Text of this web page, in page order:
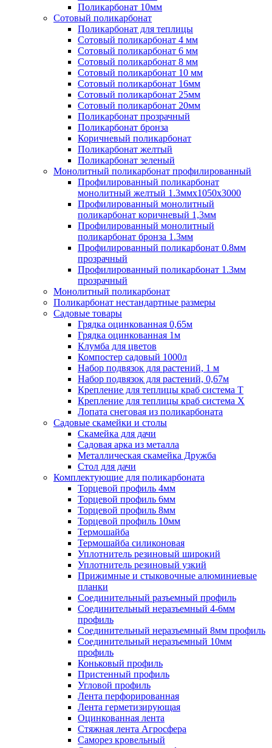
Поликарбонат 10мм
Сотовый поликарбонат
Поликарбонат для теплицы
Сотовый поликарбонат 4 мм
Сотовый поликарбонат 6 мм
Сотовый поликарбонат 8 мм
Сотовый поликарбонат 10 мм
Сотовый поликарбонат 16мм
Сотовый поликарбонат 25мм
Сотовый поликарбонат 20мм
Поликарбонат прозрачный
Поликарбонат бронза
Коричневый поликарбонат
Поликарбонат желтый
Поликарбонат зеленый
Монолитный поликарбонат профилированный
Профилированный поликарбонат
монолитный желтый 1.3ммх1050х3000
Профилированный монолитный
поликарбонат коричневый 1,3мм
Профилированный монолитный
поликарбонат бронза 1.3мм
Профилированный поликарбонат 0.8мм
прозрачный
Профилированный поликарбонат 1.3мм
прозрачный
Монолитный поликарбонат
Поликарбонат нестандартные размеры
Садовые товары
Грядка оцинкованная 0,65м
Грядка оцинкованная 1м
Клумба для цветов
Компостер садовый 1000л
Набор подвязок для растений, 1 м
Набор подвязок для растений, 0,67м
Крепление для теплицы краб система Т
Крепление для теплицы краб система Х
Лопата снеговая из поликарбоната
Садовые скамейки и столы
Скамейка для дачи
Садовая арка из металла
Металлическая скамейка Дружба
Стол для дачи
Комплектующие для поликарбоната
Торцевой профиль 4мм
Торцевой профиль 6мм
Торцевой профиль 8мм
Торцевой профиль 10мм
Термошайба
Термошайба силиконовая
Уплотнитель резиновый широкий
Уплотнитель резиновый узкий
Прижимные и стыковочные алюминиевые
планки
Соединительный разъемный профиль
Соединительный неразъемный 4-6мм
профиль
Соединительный неразъемный 8мм профиль
Соединительный неразъемный 10мм
профиль
Коньковый профиль
Пристенный профиль
Угловой профиль
Лента перфорированная
Лента герметизирующая
Оцинкованная лента
Стяжная лента Агросфера
Саморез кровельный